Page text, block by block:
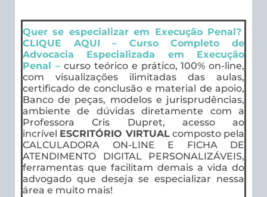
Quer se especializar em Execução Penal?
CLIQUE AQUI – Curso Completo de
Advocacia Especializada em Execução
Penal –curso teórico e prático, 100% on-line,
com visualizações ilimitadas das aulas,
certificado de conclusão e material de apoio,
Banco de peças, modelos e jurisprudências,
ambiente de dúvidas diretamente com a
Professora Cris Dupret, acesso ao
incrível ESCRITÓRIO VIRTUALcomposto pela
CALCULADORA ON-LINE E FICHA DE
ATENDIMENTO DIGITAL PERSONALIZÁVEIS,
ferramentas que facilitam demais a vida do
advogado que deseja se especializar nessa
área e muito mais!